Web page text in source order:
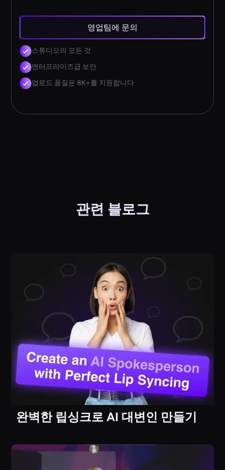
영업팀에 문의
스튜디오의 모든 것
엔터프라이즈급 보안
업로드 품질은 8K+를 지원합니다
관련 블로그
완벽한 립싱크로 AI 대변인 만들기